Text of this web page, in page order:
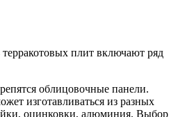
плит включают ряд
облицовочные панели.
изготавливаться из разных
оцинковки, алюминия. Выбор